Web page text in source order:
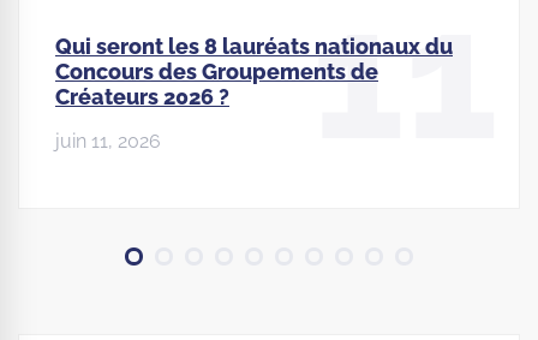
11
Qui seront les 8 lauréats nationaux du
Concours des Groupements de
Créateurs 2026 ?
juin 11, 2026